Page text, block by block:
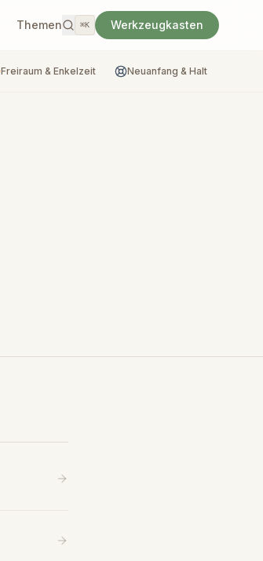
Themen ⌘K Werkzeugkasten
Freiraum & Enkelzeit Neuanfang & Halt